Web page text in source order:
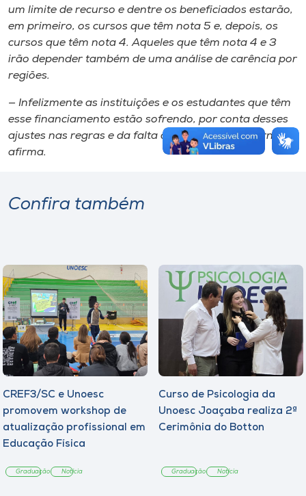
um limite de recurso e dentre os beneficiados estarão,
em primeiro, os cursos que têm nota 5 e, depois, os
cursos que têm nota 4. Aqueles que têm nota 4 e 3
irão depender também de uma análise de carência por
regiões.
— Infelizmente as instituições e os estudantes que têm
esse financiamento estão sofrendo, por conta desses
ajustes nas regras e da falta de recurso do governo —
afirma.
Confira também
CREF3/SC e Unoesc
promovem workshop de
atualização profissional em
Educação Física
Graduação Notícia
Curso de Psicologia da
Unoesc Joaçaba realiza 2ª
Cerimônia do Botton
Graduação Notícia